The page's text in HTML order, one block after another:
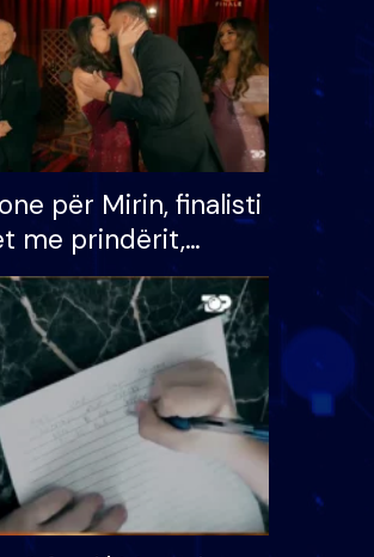
për Mirin, finalisti
me prindërit,
bashkëshorten:
ndonjë letër divorci